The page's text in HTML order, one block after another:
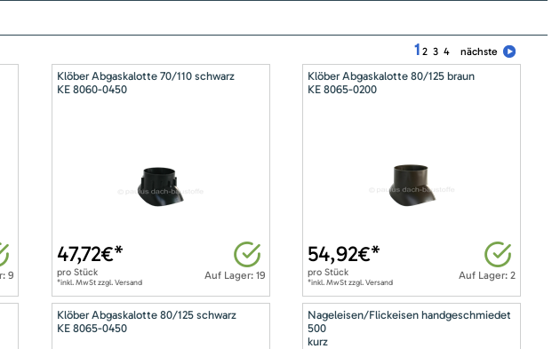
1 2 3 4 nächste
9
Klöber Abgaskalotte 70/110 schwarz
KE 8060-0450
Auf Lager: 19
47,72€*
pro Stück
*inkl. MwSt zzgl. Versand
Klöber Abgaskalotte 80/125 braun
KE 8065-0200
Auf Lager: 2
54,92€*
proStück
*inkl. MwSt zzgl. Versand
Klöber Abgaskalotte 80/125 schwarz
KE 8065-0450
Nageleisen/Flickeisen handgeschmiedet
500
kurz